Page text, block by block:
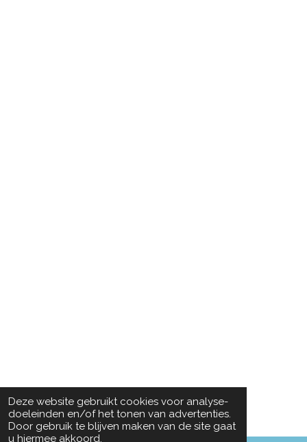
Deze website gebruikt cookies voor analyse-
doeleinden en/of het tonen van advertenties.
Door gebruik te blijven maken van de site gaat
u hiermee akkoord.